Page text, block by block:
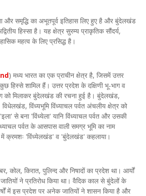
और समृद्धि का अभूतपूर्व इतिहास लिए हुए है और बुंदेलखंड
हिस्सा है। यह क्षेत्र सुरम्य प्राकृतिक सौंदर्य,
महत्व के लिए प्रसिद्ध है।
) मध्य भारत का एक प्राचीन क्षेत्र है, जिसमें उत्तर
हिस्से शामिल हैं। उत्तर प्रदेश के दक्षिणी भू-भाग व
को मिलाकर बुंदेलखंड की रचना हुई है। बुंदेलखंड,
विंध्यभूमि विंध्याचल पर्वत अंचलीय क्षेत्र को
से बना 'विंध्येला' यानि विंध्याचल पर्वत और उसकी
पर्वत के आसपास वाली समग्र भूमि का नाम
में क्रमशः 'विंध्येलखंड' व 'बुंदेलखंड' कहलाया।
किरात, पुलिन्द और निषादों का प्रदेश था। आर्यों
ने प्रतिरोध किया था। वैदिक काल से बुंदेलों के
में इस प्रदेश पर अनेक जातियों ने शासन किया है और